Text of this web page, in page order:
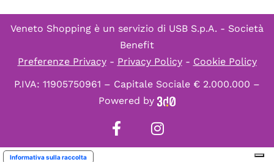
Veneto Shopping è un servizio di USB S.p.A. - Società
Benefit
Preferenze Privacy- Privacy Policy- Cookie Policy
P.IVA: 11905750961 – Capitale Sociale € 2.000.000 –
Powered by
Informativa sulla raccolta